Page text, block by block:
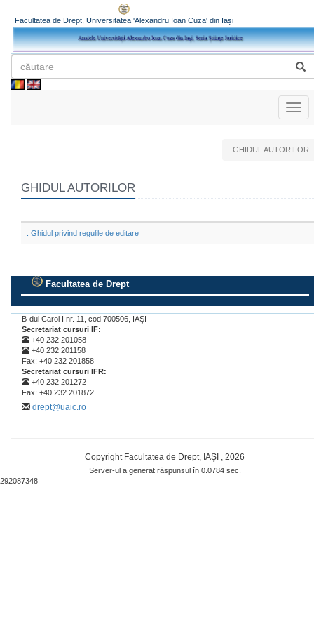
Facultatea de Drept, Universitatea 'Alexandru Ioan Cuza' din Iași
GHIDUL AUTORILOR
GHIDUL AUTORILOR
: Ghidul privind regulile de editare
Facultatea de Drept
B-dul Carol I nr. 11, cod 700506, IAŞI
Secretariat cursuri IF:
+40 232 201058
+40 232 201158
Fax: +40 232 201858
Secretariat cursuri IFR:
+40 232 201272
Fax: +40 232 201872
drept@uaic.ro
Copyright Facultatea de Drept, IAŞI , 2026
Server-ul a generat răspunsul în 0.0784 sec.
292087348